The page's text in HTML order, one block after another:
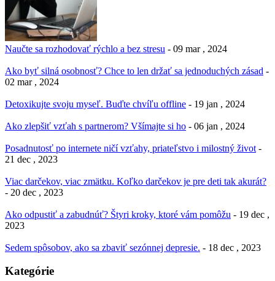
Naučte sa rozhodovať rýchlo a bez stresu - 09 mar , 2024
Ako byť silná osobnosť? Chce to len držať sa jednoduchých zásad -
02 mar , 2024
Detoxikujte svoju myseľ. Buďte chvíľu offline - 19 jan , 2024
Ako zlepšiť vzťah s partnerom? Všímajte si ho - 06 jan , 2024
Posadnutosť po internete ničí vzťahy, priateľstvo i milostný život -
21 dec , 2023
Viac darčekov, viac zmätku. Koľko darčekov je pre deti tak akurát?
- 20 dec , 2023
Ako odpustiť a zabudnúť? Štyri kroky, ktoré vám pomôžu - 19 dec ,
2023
Sedem spôsobov, ako sa zbaviť sezónnej depresie. - 18 dec , 2023
Kategórie